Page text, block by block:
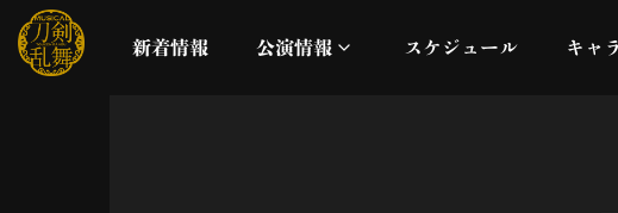
新着情報 公演情報 スケジュール キャ